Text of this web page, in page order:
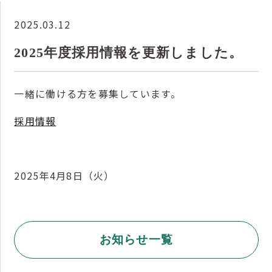
2025.03.12
2025年度採用情報を更新しました。
一緒に働ける方を募集しています。
採用情報
2025年4月8日（火）
お知らせ一覧